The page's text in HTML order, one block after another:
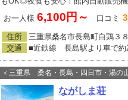
お一人様 6,100円～ 口コミ
住所
三重県桑名市長島町白鶏３
交通
■近鉄線 長島駅より車で約
＜三重県 桑名・長島・四日市・湯の
ながしま荘